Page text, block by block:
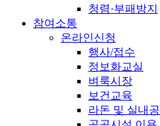
청렴·부패방지
참여소통
온라인신청
행사/접수
정보화교실
벼룩시장
보건교육
라돈 및 실내